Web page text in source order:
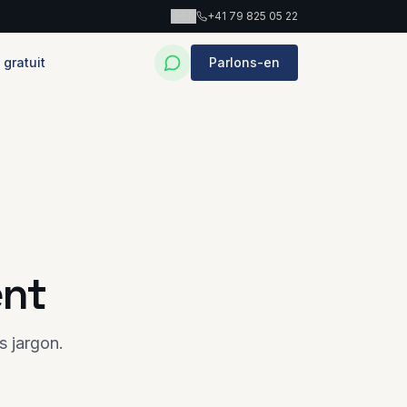
+41 79 825 05 22
gratuit Parlons-en
jargon.